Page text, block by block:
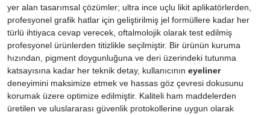
yer alan tasarımsal çözümler; ultra ince uçlu likit aplikatörlerden,
profesyonel grafik hatlar için geliştirilmiş jel formüllere kadar her
türlü ihtiyaca cevap verecek, oftalmolojik olarak test edilmiş
profesyonel ürünlerden titizlikle seçilmiştir. Bir ürünün kuruma
hızından, pigment doygunluğuna ve deri üzerindeki tutunma
katsayısına kadar her teknik detay, kullanıcının eyeliner
deneyimini maksimize etmek ve hassas göz çevresi dokusunu
korumak üzere optimize edilmiştir. Kaliteli ham maddelerden
üretilen ve uluslararası güvenlik protokollerine uygun olarak